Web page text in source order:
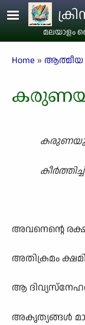
Skip to main
മലയാളം
Home ആത്മീയ
അവനെന്റെ
അതിക്രമം
ആ
അകൃത്യങ്ങൾ